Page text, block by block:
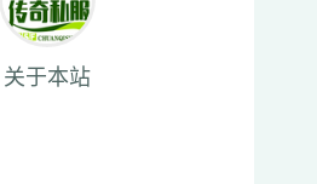
关于本站